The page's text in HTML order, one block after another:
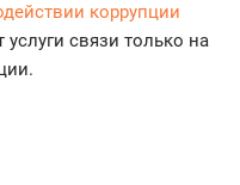
коррупции
связи только на